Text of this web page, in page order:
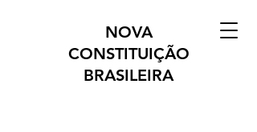
NOVA
CONSTITUIÇÃO
BRASILEIRA